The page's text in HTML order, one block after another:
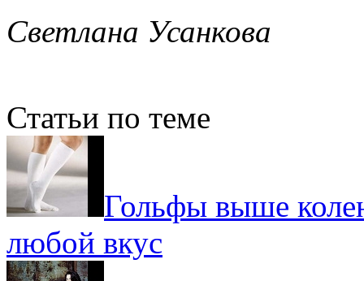
Светлана Усанкова
Статьи по теме
Гольфы выше
любой вкус